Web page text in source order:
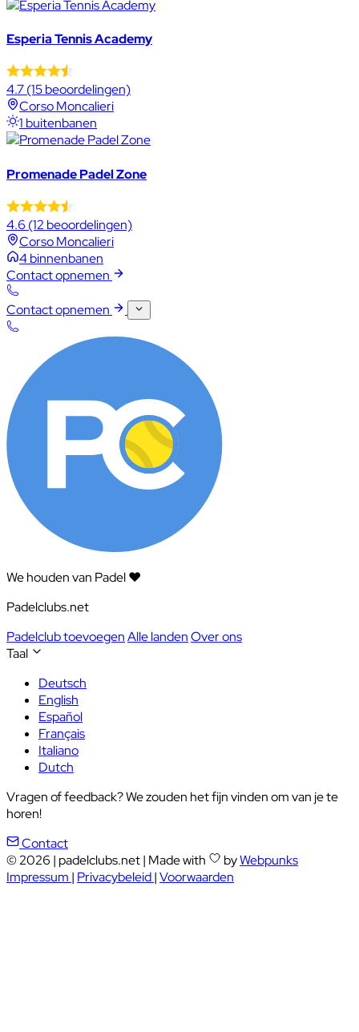
Esperia Tennis Academy
4.7(15 beoordelingen)
Corso Moncalieri
1 buitenbanen
Promenade Padel Zone
4.6 (12 beoordelingen)
Corso Moncalieri
4 binnenbanen
Contact opnemen
Contact opnemen
We houden van Padel ❤️
Padelclubs.net
Padelclub toevoegenAlle landenOver ons
Taal
Deutsch
English
Español
Français
Italiano
Dutch
Vragen of feedback? We zouden het fijn vinden om van je te
horen!
Contact
© 2026 | padelclubs.net| Made with byWebpunks
Impressum | Privacybeleid|Voorwaarden